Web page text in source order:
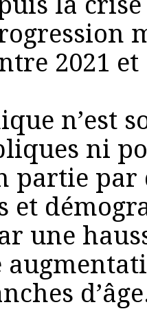
2021 et
n’est
ni
partie par
et
une